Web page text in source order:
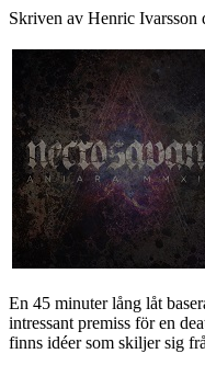
Skriven av Henric Ivarsson
En 45 minuter lång låt
intressant premiss för en
finns idéer som skiljer sig